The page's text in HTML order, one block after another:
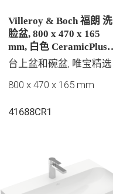
Villeroy & Boch 福朗 洗
脸盆, 800 x 470 x 165
mm, 白色 CeramicPlus |
易洁釉面, 有隐藏式溢水
台上盆和碗盆, 唯宝精选
800 x 470 x 165 mm
41688CR1